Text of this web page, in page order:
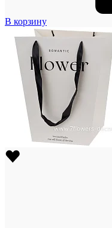
В корзину